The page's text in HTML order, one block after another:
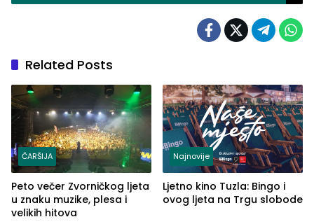
Related Posts
ČARŠIJA
Peto večer Zvorničkog ljeta
u znaku muzike, plesa i
velikih hitova
Najnovije
Ljetno kino Tuzla: Bingo i
ovog ljeta na Trgu slobode